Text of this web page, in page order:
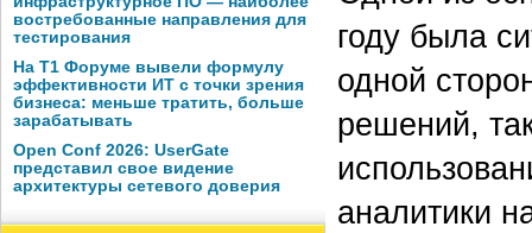
востребованные направления для
тестирования
На Т1 Форуме вывели формулу
эффективности ИТ с точки зрения
бизнеса: меньше тратить, больше
зарабатывать
Open Conf 2026: UserGate
представил свое видение
архитектуры сетевого доверия
году была
одной
решений,
аналитики